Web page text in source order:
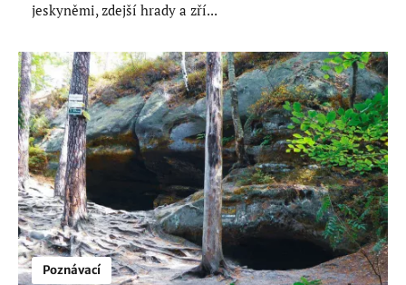
jeskyněmi, zdejší hrady a zří...
Poznávací